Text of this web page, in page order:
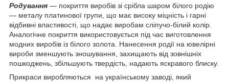
Родування — покриття виробів зі срібла шаром білого родію
— металу платинової групи, що має високу міцність і гарні
відбивні властивості, що надає виробам сліпучо-білий колір.
Аналогічне покриття використовується під час виготовлення
модних виробів із білого золота. Нанесення родії на ювелірні
вироби зменшують зношування, захищають від зовнішніх
пошкоджень, збільшують твердість, надають яскравого блиску.
Прикраси виробляються на українському заводі, який